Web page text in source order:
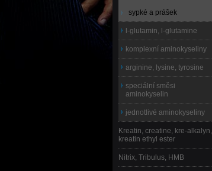
sypké a prášek
l-glutamin, l-glutamine
komplexní aminokyseliny
arginine, lysine, tyrosine
speciální směsi
aminokyselin
jednotlivé aminokyseliny
Kreatin, creatine, kre-alkalyn,
kreatin ethyl ester
Nitrix, Tribulus, HMB